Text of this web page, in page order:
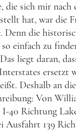
Malta
Spanien
Zypern
Westeuropa
Belgien
Deutschland
Frankreich
die sich mir nach
hat, war die
Denn die
einfach zu
liegt daran,
ersetzt
Deshalb an
Von
I-40 Richtung
Ausfahrt 139